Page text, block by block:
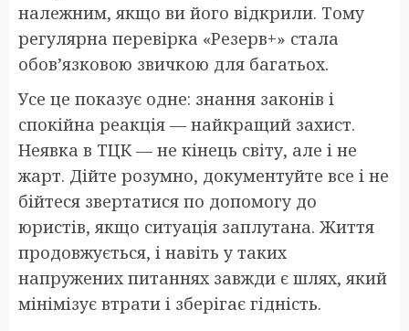
належним, якщо ви його відкрили. Тому
регулярна перевірка «Резерв+» стала
обов’язковою звичкою для багатьох.
Усе це показує одне: знання законів і
спокійна реакція — найкращий захист.
Неявка в ТЦК — не кінець світу, але і не
жарт. Дійте розумно, документуйте все і не
бійтеся звертатися по допомогу до
юристів, якщо ситуація заплутана. Життя
продовжується, і навіть у таких
напружених питаннях завжди є шлях, який
мінімізує втрати і зберігає гідність.